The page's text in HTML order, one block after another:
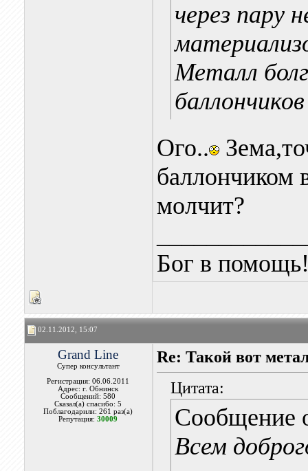
через пару
Металл
Ого..
баллончиком
молчит?
Бог в
02.11.2012, 15:07
Grand Line
Супер консультант
Регистрация: 06.06.2011
Адрес: г. Обнинск
Сообщений: 580
Сказал(а) спасибо: 5
Поблагодарили: 261 раз(а)
Репутация:30009
Re: Такой вот
Цитата:
Сообщение
Всем